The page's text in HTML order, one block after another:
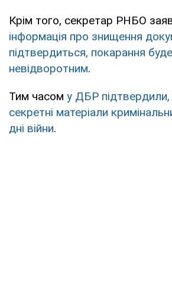
Крім того, секретар РНБО
інформація про знищення
підтвердиться, покарання буде
невідворотним.
Тим часом у ДБР
секретні матеріали
дні війни.